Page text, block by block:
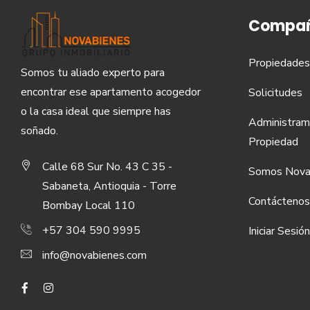
Somos tu aliado experto para
encontrar ese apartamento acogedor
o la casa ideal que siempre has
soñado.
Calle 68 Sur No. 43 C 35 -
Sabaneta, Antioquia - Torre
Bombay Local 110
+57 304 590 9995
info@novabienes.com
Propiedades
Solicitudes
Propiedad
Somos
Contáctenos
Iniciar Sesión